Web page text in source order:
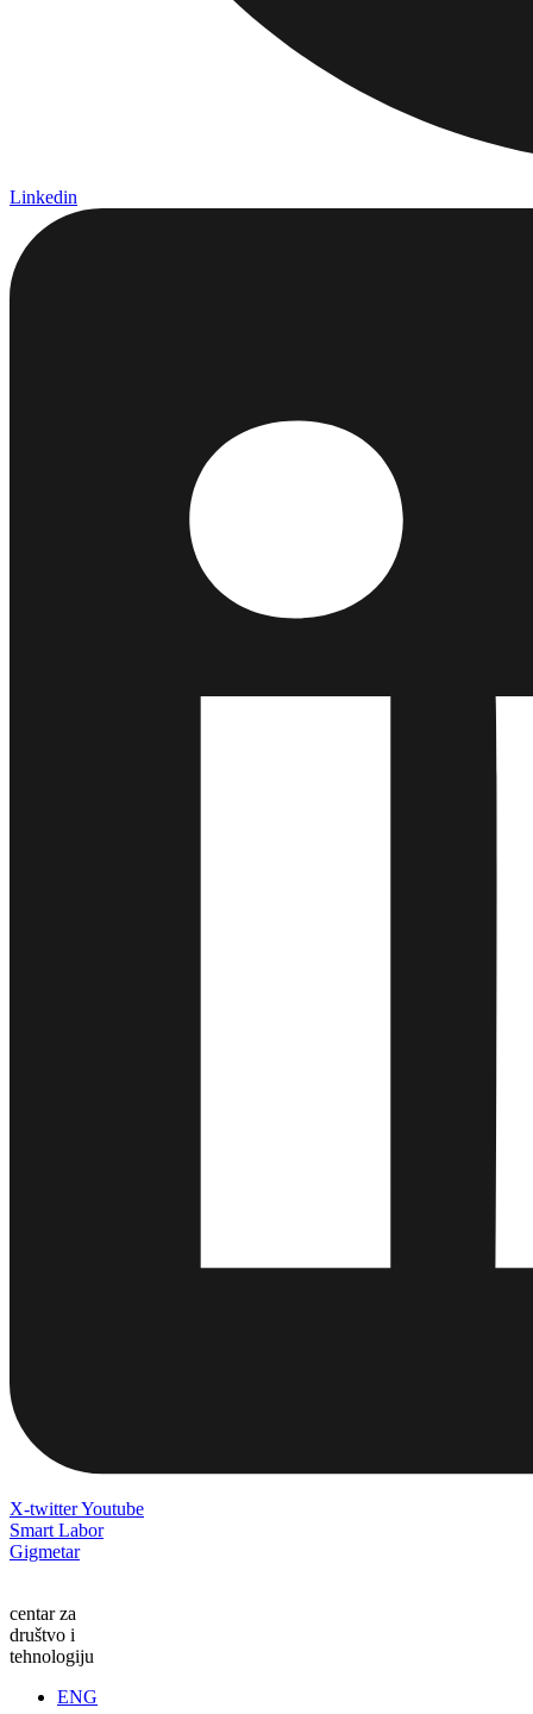
Linkedin
X-twitterYoutube
Smart Labor
Gigmetar
centar za
društvo i
tehnologiju
ENG